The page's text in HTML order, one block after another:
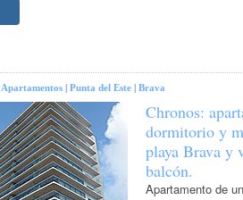
Apartamentos Punta del Este Brava
Chronos:
dormitorio y
playa Brava y
balcón.
Apartamento de